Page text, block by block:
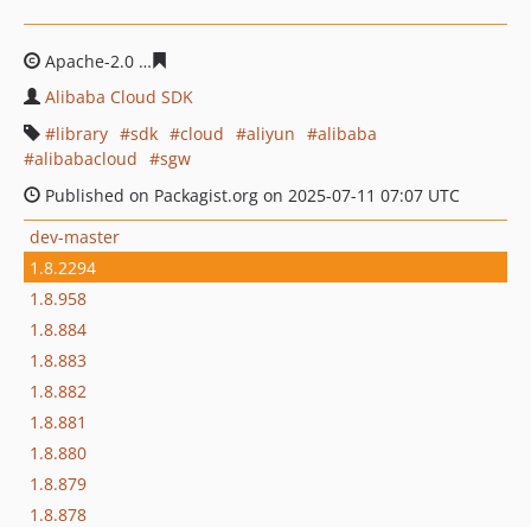
Apache-2.0
Alibaba Cloud SDK
library
sdk cloud aliyun
alibaba
alibabacloud
sgw
Published on Packagist.org on 2025-07-11 07:07 UTC
dev-master
1.8.2294
1.8.958
1.8.884
1.8.883
1.8.882
1.8.881
1.8.880
1.8.879
1.8.878